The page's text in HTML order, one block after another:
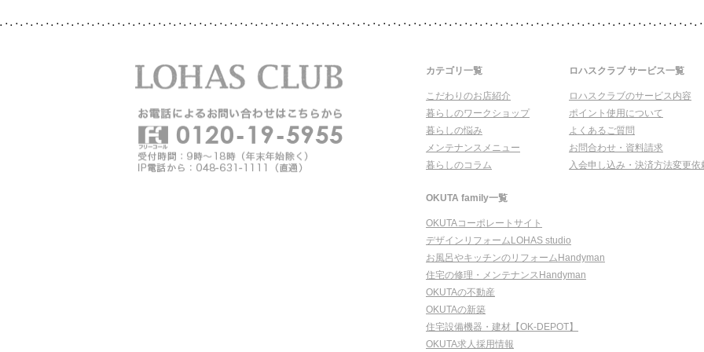
カテゴリ一覧
こだわりのお店紹介
暮らしのワークショップ
暮らしの悩み
メンテナンスメニュー
暮らしのコラム
ロハスクラブ サービス一覧
ロハスクラブのサービス内容
ポイント使用について
よくあるご質問
お問合わせ・資料請求
入会申し込み・決済方法変更依
OKUTA family一覧
OKUTAコーポレートサイト
デザインリフォームLOHAS studio
お風呂やキッチンのリフォームHandyman
住宅の修理・メンテナンスHandyman
OKUTAの不動産
OKUTAの新築
住宅設備機器・建材【OK-DEPOT】
OKUTA求人採用情報